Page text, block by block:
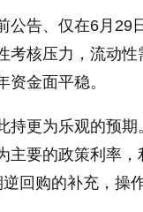
公告、仅在6月29
考核压力，流动
金面平稳。
持更为乐观的预
主要的政策利率
回购的补充，操